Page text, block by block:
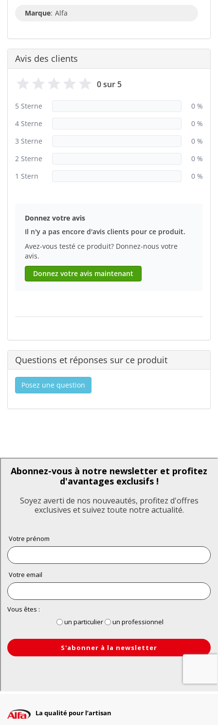
Marque: Alfa
Avis des clients
0 sur 5
5 Sterne
0 %
4 Sterne
0 %
3 Sterne
0 %
2 Sterne
0 %
1 Stern
0 %
Donnez votre avis
Il n'y a pas encore d'avis clients pour ce produit.
Avez-vous testé ce produit? Donnez-nous votre
avis.
Donnez votre avis maintenant
Questions et réponses sur ce produit
Posez une question
La qualité pour l’artisan